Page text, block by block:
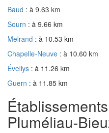
Baud : à 9.63 km
Sourn : à 9.66 km
Melrand : à 10.53 km
Chapelle-Neuve : à 10.60 km
Évellys : à 11.26 km
Guern : à 11.85 km
Pluméliau-